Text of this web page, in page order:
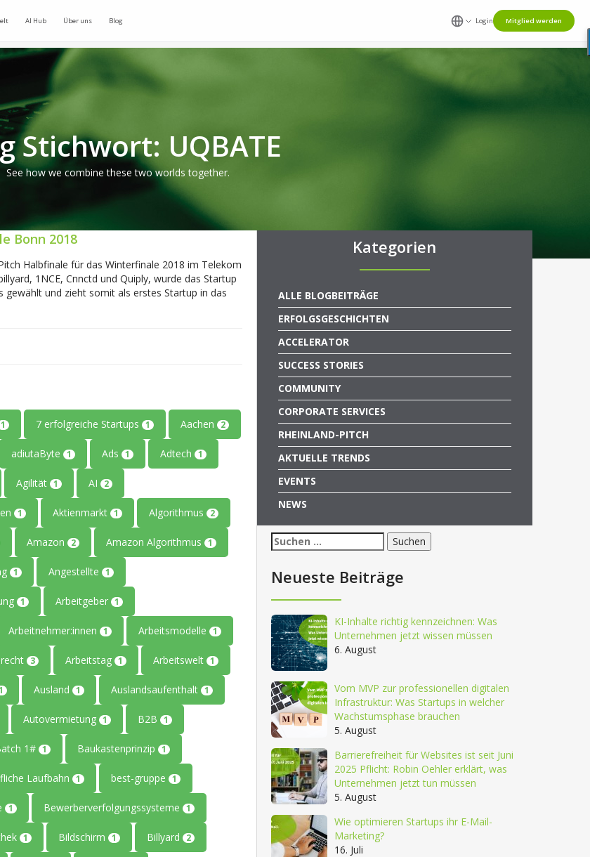
AI Hub Über uns Blog Login Mitglied werden
Stichwort: UQBATE
See how we combine these two worlds together.
Bonn 2018
Halbfinale für das Winterfinale 2018 im Telekom
1NCE, Cnnctd und Quiply, wurde das Startup
gewählt und zieht somit als erstes Startup in das
1 7 erfolgreiche Startups 1 Aachen 2
adiutaByte 1 Ads 1 Adtech 1
Agilität 1 AI 2
1 Aktienmarkt 1 Algorithmus 2
Amazon 2 Amazon Algorithmus 1
1 Angestellte 1
1 Arbeitgeber 1
Arbeitnehmer:innen 1 Arbeitsmodelle 1
3 Arbeitstag 1 Arbeitswelt 1
Ausland 1 Auslandsaufenthalt 1
Autovermietung 1 B2B 1
1# 1 Baukastenprinzip 1
Laufbahn 1 best-gruppe 1
1 Bewerberverfolgungssysteme 1
1 Bildschirm 1 Billyard 2
Kategorien
ALLE BLOGBEITRÄGE
ERFOLGSGESCHICHTEN
ACCELERATOR
SUCCESS STORIES
COMMUNITY
CORPORATE SERVICES
RHEINLAND-PITCH
AKTUELLE TRENDS
EVENTS
NEWS
Suchen
nach:
Neueste Beiträge
KI-Inhalte richtig kennzeichnen: Was
Unternehmen jetzt wissen müssen
6. August
Vom MVP zur professionellen digitalen
Infrastruktur: Was Startups in welcher
Wachstumsphase brauchen
5. August
Barrierefreiheit für Websites ist seit Juni
2025 Pflicht: Robin Oehler erklärt, was
Unternehmen jetzt tun müssen
5. August
Wie optimieren Startups ihr E-Mail-
Marketing?
16. Juli